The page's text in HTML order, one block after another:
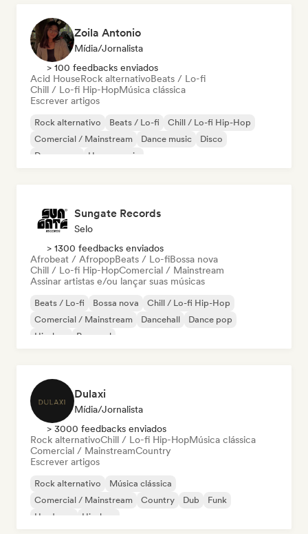
Zoila Antonio
Mídia/Jornalista
> 100 feedbacks enviados
Acid HouseRock alternativoBeats / Lo-fi
Chill / Lo-fi Hip-HopMúsica clássica
Escrever artigos
Rock alternativo Beats / Lo-fi
Chill / Lo-fi Hip-Hop
Comercial / Mainstream
Dance music
Disco
Dream pop
House music
Sungate Records
Selo
> 1300 feedbacks enviados
Afrobeat / AfropopBeats / Lo-fiBossa nova
Chill / Lo-fi Hip-HopComercial / Mainstream
Assinar artistas e/ou lançar suas músicas
Beats / Lo-fi Bossa nova
Chill / Lo-fi Hip-Hop
Comercial / Mainstream
Dancehall
Dance pop
Hip-hop
Pop soul
Dulaxi
Mídia/Jornalista
> 3000 feedbacks enviados
Rock alternativoChill / Lo-fi Hip-HopMúsica clássica
Comercial / MainstreamCountry
Escrever artigos
Rock alternativo
Música clássica
Comercial / Mainstream
Country Dub
Funk
Hardcore
Hip-hop